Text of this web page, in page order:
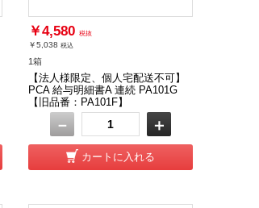
￥4,580 税抜
￥5,038 税込
1箱
【法人様限定、個人宅配送不可】
PCA 給与明細書A 連続 PA101G
【旧品番：PA101F】
－ ＋
カートに入れる